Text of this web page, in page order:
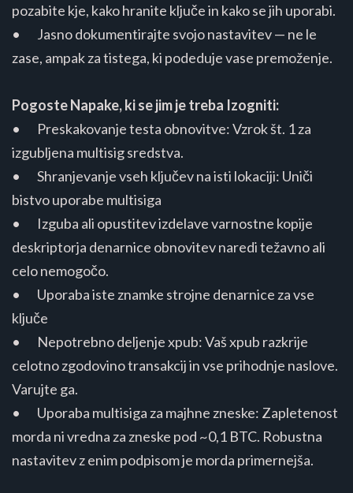
pozabite kje, kako hranite ključe in kako se jih uporabi.
• Jasno dokumentirajte svojo nastavitev — ne le
zase, ampak za tistega, ki podeduje vase premoženje.
Pogoste Napake, ki se jim je treba Izogniti:
• Preskakovanje testa obnovitve: Vzrok št. 1 za
izgubljena multisig sredstva.
• Shranjevanje vseh ključev na isti lokaciji: Uniči
bistvo uporabe multisiga
• Izguba ali opustitev izdelave varnostne kopije
deskriptorja denarnice obnovitev naredi težavno ali
celo nemogočo.
• Uporaba iste znamke strojne denarnice za vse
ključe
• Nepotrebno deljenje xpub: Vaš xpub razkrije
celotno zgodovino transakcij in vse prihodnje naslove.
Varujte ga.
• Uporaba multisiga za majhne zneske: Zapletenost
morda ni vredna za zneske pod ~0,1 BTC. Robustna
nastavitev z enim podpisom je morda primernejša.